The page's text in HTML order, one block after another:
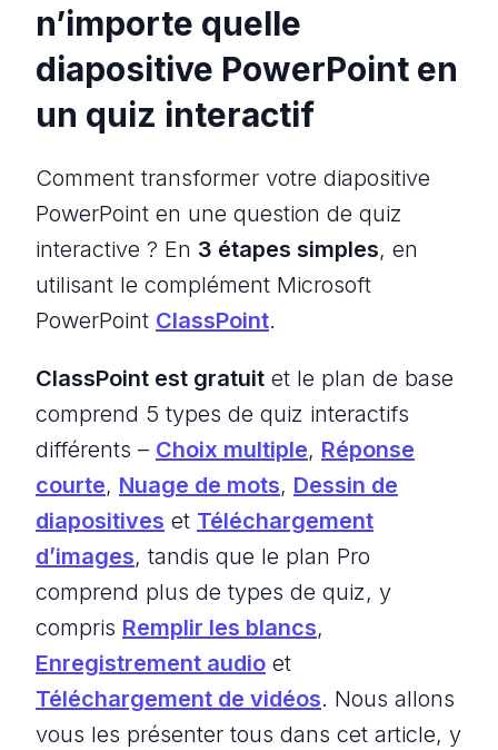
n’importe quelle
diapositive PowerPoint en
un quiz interactif
Comment transformer votre diapositive
PowerPoint en une question de quiz
interactive ? En 3 étapes simples, en
utilisant le complément Microsoft
PowerPoint ClassPoint.
ClassPoint est gratuit et le plan de base
comprend 5 types de quiz interactifs
différents – Choix multiple, Réponse
courte, Nuage de mots, Dessin de
diapositives et Téléchargement
d’images, tandis que le plan Pro
comprend plus de types de quiz, y
compris Remplir les blancs,
Enregistrement audio et
Téléchargement de vidéos. Nous allons
vous les présenter tous dans cet article, y